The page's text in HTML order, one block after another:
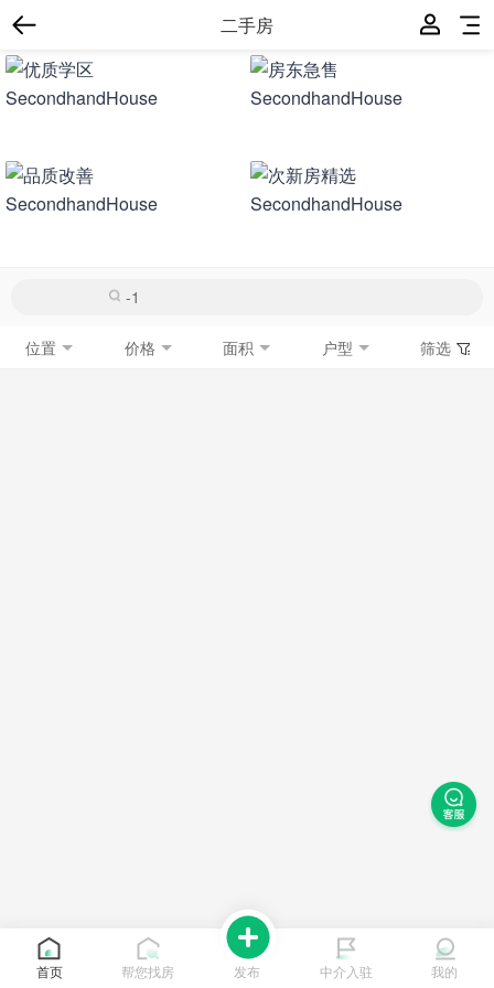
二手房
位置 价格 面积 户型 筛选
首页 帮您找房 发布 中介入驻 我的